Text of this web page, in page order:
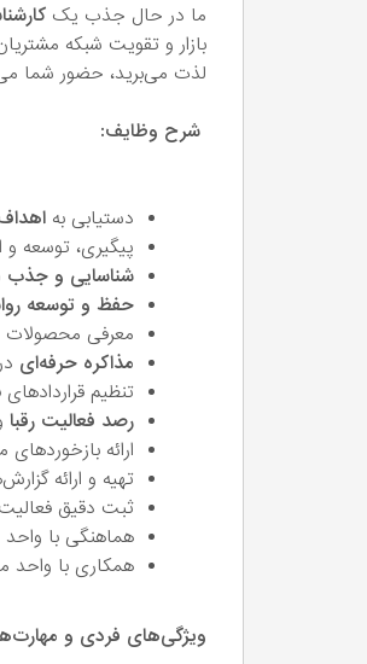
ما در حال جذب یک
بازار و تقویت شبکه
لذت می‌برید، حضور شما
شرح وظایف:
دستیابی به
پیگیری، توسعه
شناسایی و جذب
حفظ و توسعه
معرفی محصولات
مذاکره حرفه‌ای
تنظیم
رصد فعالیت رقبا
ارائه
تهیه و ارائه
ثبت دقیق
هماهنگی با واحد
همکاری با واحد
ویژگی‌های فردی و